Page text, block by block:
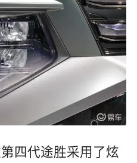
四代途胜采用了炫